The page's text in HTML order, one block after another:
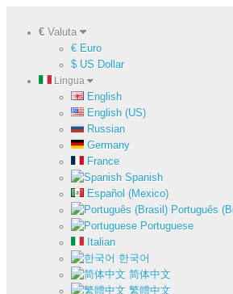
€ Valuta
€ Euro
$ US Dollar
Lingua
English
English (US)
Russian
Germany
France
Spanish
Español (Mexico)
Português
Portuguese
Italian
한국어
简体中文
繁體中文